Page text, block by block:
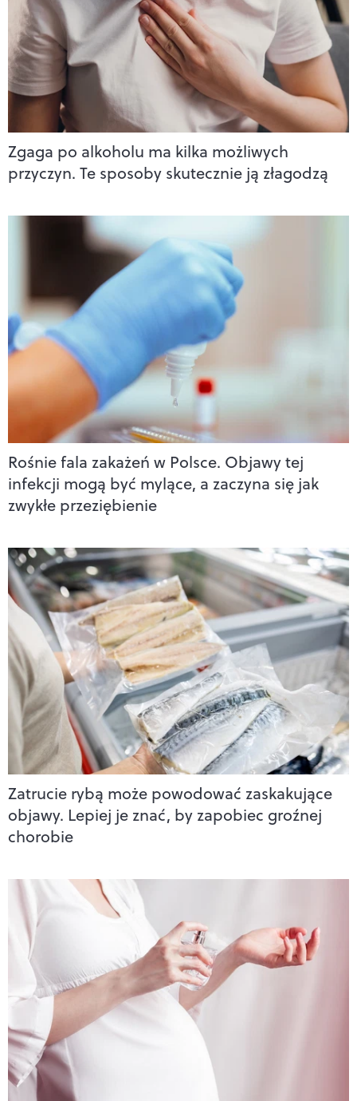
Zgaga po alkoholu ma kilka możliwych
przyczyn. Te sposoby skutecznie ją złagodzą
Rośnie fala zakażeń w Polsce. Objawy tej
infekcji mogą być mylące, a zaczyna się jak
zwykłe przeziębienie
Zatrucie rybą może powodować zaskakujące
objawy. Lepiej je znać, by zapobiec groźnej
chorobie